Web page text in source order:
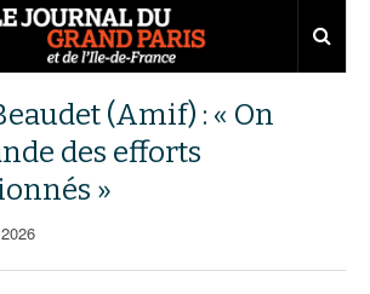
économique
(Amif) : « On
des efforts
»